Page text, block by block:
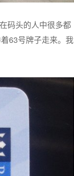
码头的人中很多都
63号牌子走来。我